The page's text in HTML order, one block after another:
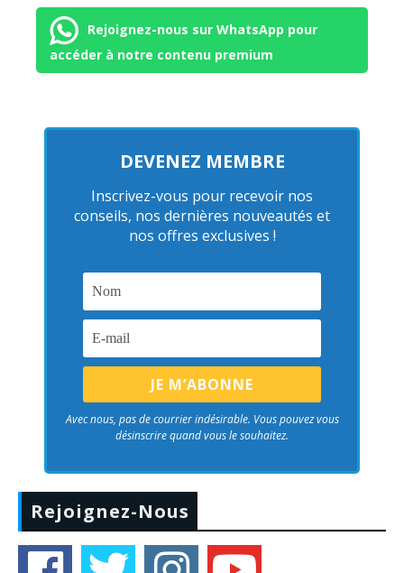
Rejoignez-nous sur WhatsApp pour
accéder à notre contenu premium
DEVENEZ MEMBRE
Inscrivez-vous pour recevoir nos
conseils, nos dernières nouveautés et
nos offres exclusives !
Avec nous, pas de courrier indésirable. Vous pouvez vous
désinscrire quand vous le souhaitez.
Rejoignez-Nous